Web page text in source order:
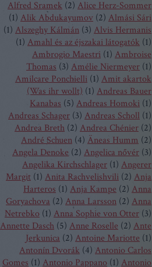
Alfred Sramek (2) Alice Herz-Sommer
(1) Alik Abdukayumov (2) Almási Sári
(1) Alszeghy Kálmán (3) Alvis Hermanis
(1) Amahl és az éjszakai látogatók (1)
Ambrogio Maestri (1) Ambroise
Thomas (3) Amélie Niermeyer (1)
Amilcare Ponchielli (1) Amit akartok
(Was ihr wollt) (1) Andreas Bauer
Kanabas (5) Andreas Homoki (1)
Andreas Schager (3) Andreas Scholl (1)
Andrea Breth (2) Andrea Chénier (2)
André Schuen (4) Äneas Humm (2)
Angela Denoke (2) Angelica nővér (3)
Angelika Kirchschlager (1) Angerer
Margit (1) Anita Rachvelishvili (2) Anja
Harteros (1) Anja Kampe (2) Anna
Goryachova (2) Anna Larsson (2) Anna
Netrebko (1) Anna Sophie von Otter (3)
Annette Dasch (5) Anne Roselle (2) Ante
Jerkunica (2) Antoine Mariotte (1)
Antonín Dvorák (4) Antonio Carlos
Gomes (1) Antonio Pappano (1) Antonio